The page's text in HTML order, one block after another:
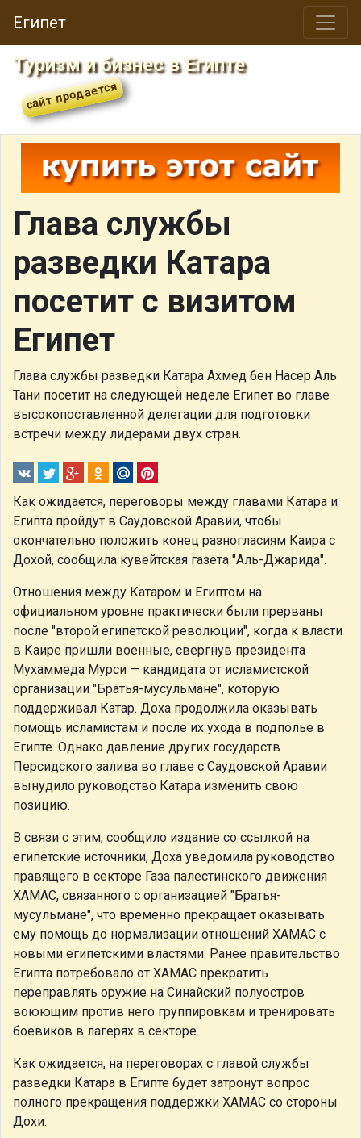
Египет
Туризм и бизнес в Египте
Глава службы
разведки Катара
посетит с визитом
Египет
Глава службы разведки Катара Ахмед бен Насер Аль
Тани посетит на следующей неделе Египет во главе
высокопоставленной делегации для подготовки
встречи между лидерами двух стран.
Как ожидается, переговоры между главами Катара и
Египта пройдут в Саудовской Аравии, чтобы
окончательно положить конец разногласиям Каира с
Дохой, сообщила кувейтская газета "Аль-Джарида".
Отношения между Катаром и Египтом на
официальном уровне практически были прерваны
после "второй египетской революции", когда к власти
в Каире пришли военные, свергнув президента
Мухаммеда Мурси — кандидата от исламистской
организации "Братья-мусульмане", которую
поддерживал Катар. Доха продолжила оказывать
помощь исламистам и после их ухода в подполье в
Египте. Однако давление других государств
Персидского залива во главе с Саудовской Аравии
вынудило руководство Катара изменить свою
позицию.
В связи с этим, сообщило издание со ссылкой на
египетские источники, Доха уведомила руководство
правящего в секторе Газа палестинского движения
ХАМАС, связанного с организацией "Братья-
мусульмане", что временно прекращает оказывать
ему помощь до нормализации отношений ХАМАС с
новыми египетскими властями. Ранее правительство
Египта потребовало от ХАМАС прекратить
переправлять оружие на Синайский полуостров
воюющим против него группировкам и тренировать
боевиков в лагерях в секторе.
Как ожидается, на переговорах с главой службы
разведки Катара в Египте будет затронут вопрос
полного прекращения поддержки ХАМАС со стороны
Дохи.